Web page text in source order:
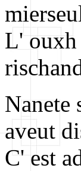
L' ouxh
Nanete
aveut
C' est